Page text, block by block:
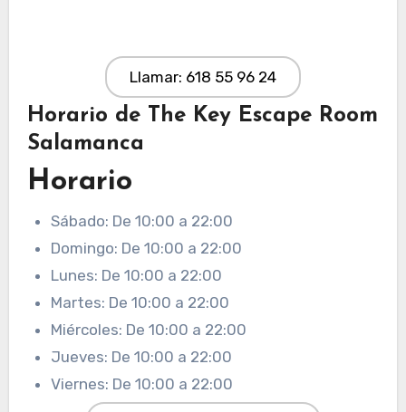
Llamar: 618 55 96 24
Horario de The Key Escape Room
Salamanca
Horario
Sábado: De 10:00 a 22:00
Domingo: De 10:00 a 22:00
Lunes: De 10:00 a 22:00
Martes: De 10:00 a 22:00
Miércoles: De 10:00 a 22:00
Jueves: De 10:00 a 22:00
Viernes: De 10:00 a 22:00